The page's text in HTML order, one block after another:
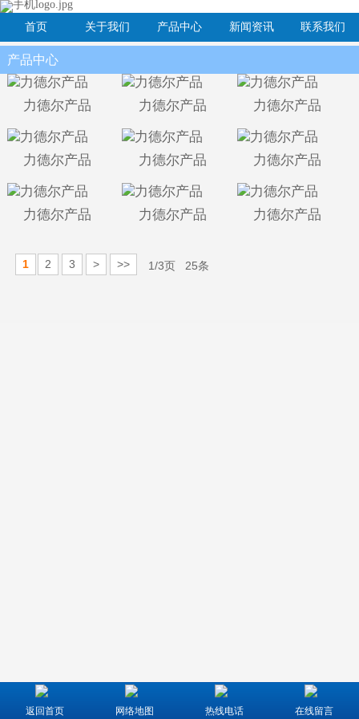
首页 关于我们 产品中心 新闻资讯 联系我们
产品中心
力德尔产品 力德尔产品 力德尔产品
力德尔产品 力德尔产品 力德尔产品
力德尔产品 力德尔产品 力德尔产品
1 2 3 > >> 1/3页 25条
返回首页 网络地图 热线电话 在线留言